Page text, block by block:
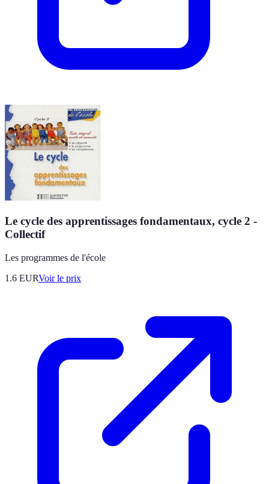
Le cycle des apprentissages fondamentaux, cycle 2 -
Collectif
Les programmes de l'école
1.6 EURVoir le prix